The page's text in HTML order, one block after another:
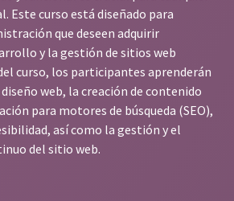
Este curso está diseñado para
que deseen adquirir
y la gestión de sitios web
curso, los participantes aprenderán
web, la creación de contenido
para motores de búsqueda (SEO),
así como la gestión y el
del sitio web.